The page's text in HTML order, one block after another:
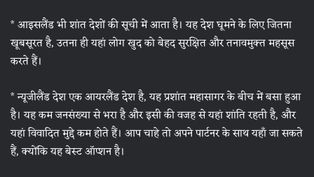
* आइसलैंड भी शांत देशों की सूची में आता है। यह देश घूमने के लिए जितना
खूबसूरत है, उतना ही यहां लोग खुद को बेहद सुरक्षित और तनावमुक्त महसूस
करते हैं।
* न्यूजीलैंड देश एक आयरलैंड देश है, यह प्रशांत महासागर के बीच में बसा हुआ
है। यह कम जनसंख्या से भरा है और इसी की वजह से यहां शांति रहती है, और
यहां विवादित मुद्दे कम होते हैं। आप चाहे तो अपने पार्टनर के साथ यहाँ जा सकते
हैं, क्योंकि यह बेस्ट ऑप्शन है।